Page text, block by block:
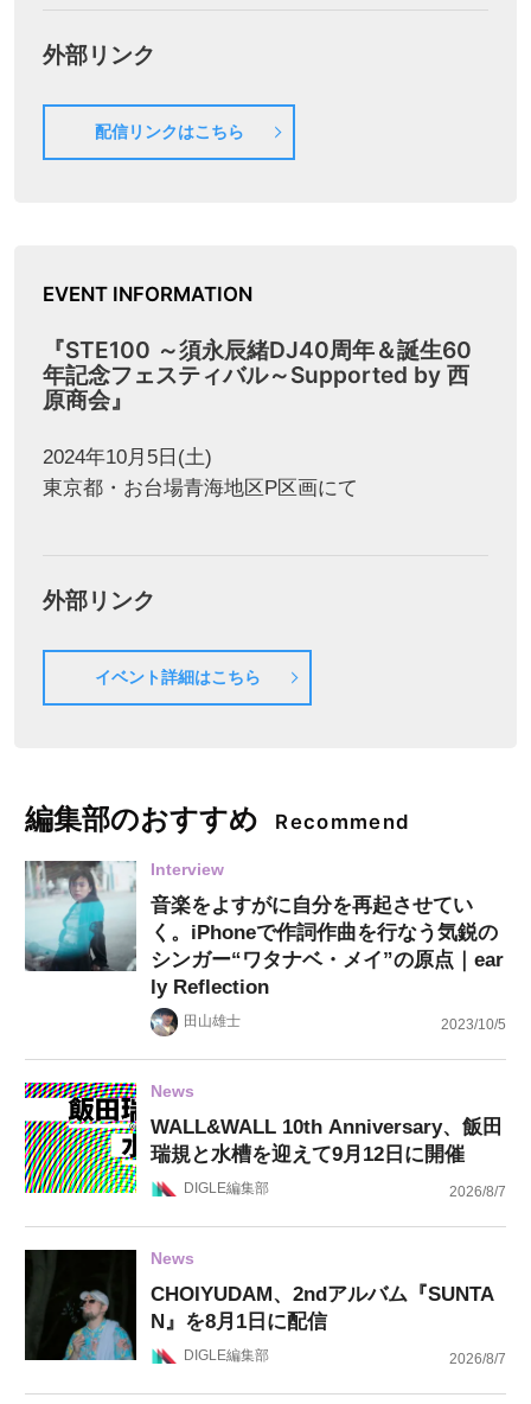
外部リンク
配信リンクはこちら
EVENT INFORMATION
『STE100 ～須永辰緒DJ40周年＆誕生60
年記念フェスティバル～Supported by 西
原商会』
2024年10月5日(土)
東京都・お台場青海地区P区画にて
外部リンク
イベント詳細はこちら
編集部のおすすめ Recommend
Interview
音楽をよすがに自分を再起させてい
く。iPhoneで作詞作曲を行なう気鋭の
シンガー“ワタナベ・メイ”の原点｜ear
ly Reflection
田山雄士 2023/10/5
News
WALL&WALL 10th Anniversary、飯田
瑞規と水槽を迎えて9月12日に開催
DIGLE編集部 2026/8/7
News
CHOIYUDAM、2ndアルバム『SUNTA
N』を8月1日に配信
DIGLE編集部 2026/8/7